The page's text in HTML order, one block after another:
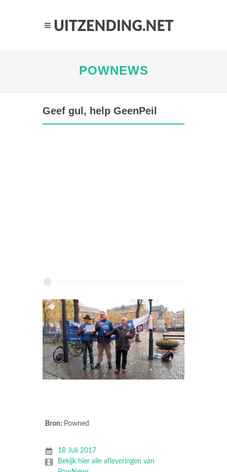
POWNEWS
Geef gul, help GeenPeil
Bron: Powned
18 Juli 2017
Bekijk hier alle afleveringen van